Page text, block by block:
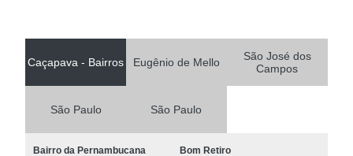
Caçapava - Bairros Eugênio de Mello
São José dos
Campos
São Paulo São Paulo
Bairro da Pernambucana Bom Retiro